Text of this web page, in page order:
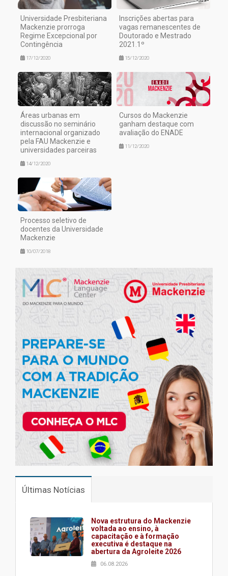
Universidade Presbiteriana
Mackenzie prorroga
Regime Excepcional por
Contingência
17/12/2020
Inscrições abertas para
vagas remanescentes de
Doutorado e Mestrado
2021.1º
15/12/2020
Áreas urbanas em
discussão no seminário
internacional organizado
pela FAU Mackenzie e
universidades parceiras
14/12/2020
Cursos do Mackenzie
ganham destaque com
avaliação do ENADE
11/12/2020
Processo seletivo de
docentes da Universidade
Mackenzie
10/07/2018
Últimas Notícias
Nova estrutura do Mackenzie
voltada ao ensino, à
capacitação e à formação
executiva é destaque na
abertura da Agroleite 2026
06.08.2026